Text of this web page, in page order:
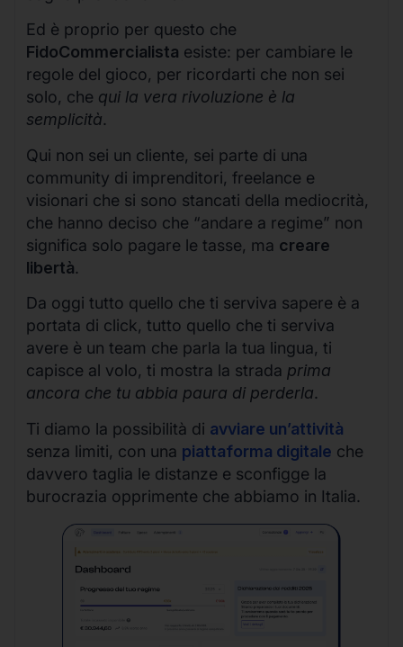
Ed è proprio per questo che
FidoCommercialista esiste: per cambiare le
regole del gioco, per ricordarti che non sei
solo, che qui la vera rivoluzione è la
semplicità.
Qui non sei un cliente, sei parte di una
community di imprenditori, freelance e
visionari che si sono stancati della mediocrità,
che hanno deciso che “andare a regime” non
significa solo pagare le tasse, ma creare
libertà.
Da oggi tutto quello che ti serviva sapere è a
portata di click, tutto quello che ti serviva
avere è un team che parla la tua lingua, ti
capisce al volo, ti mostra la strada prima
ancora che tu abbia paura di perderla.
Ti diamo la possibilità di avviare un’attività
senza limiti, con una piattaforma digitale che
davvero taglia le distanze e sconfigge la
burocrazia opprimente che abbiamo in Italia.